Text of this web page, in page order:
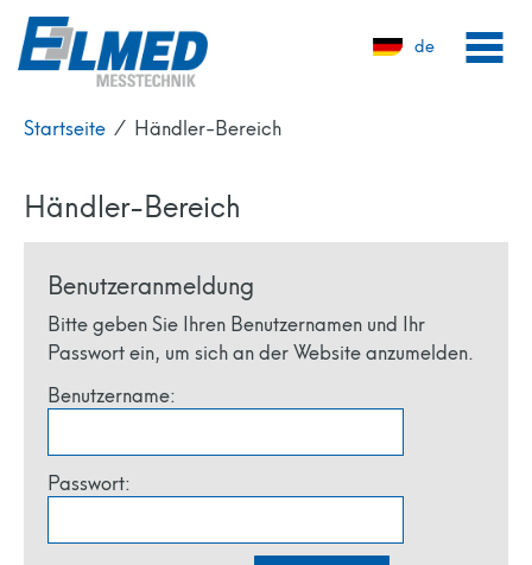
de
Startseite ⁄ Händler-Bereich
Händler-Bereich
Benutzeranmeldung
Bitte geben Sie Ihren Benutzernamen und Ihr
Passwort ein, um sich an der Website anzumelden.
Benutzername:
Passwort: